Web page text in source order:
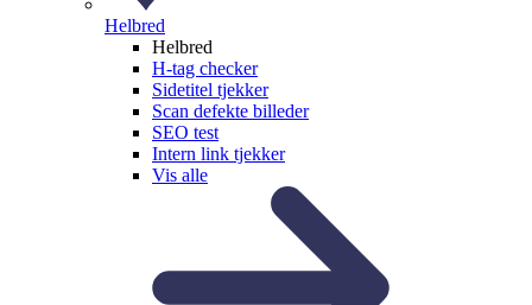
Helbred
Helbred
H-tag checker
Sidetitel tjekker
Scan defekte billeder
SEO test
Intern link tjekker
Vis alle